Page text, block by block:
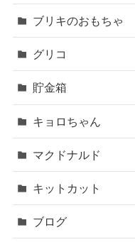
ブリキのおもちゃ
グリコ
貯金箱
キョロちゃん
マクドナルド
キットカット
ブログ